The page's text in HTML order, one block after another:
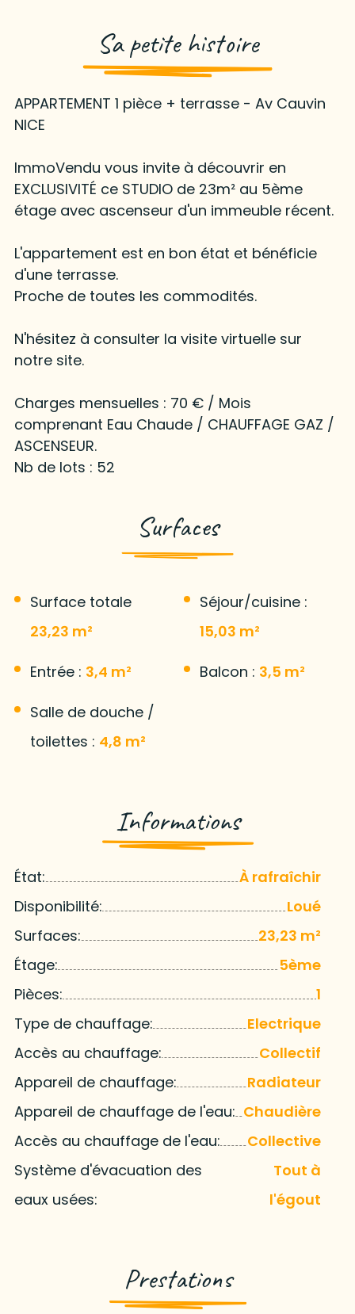
Sa petite histoire
APPARTEMENT 1 pièce + terrasse - Av Cauvin
NICE
ImmoVendu vous invite à découvrir en
EXCLUSIVITÉ ce STUDIO de 23m² au 5ème
étage avec ascenseur d'un immeuble récent.
L'appartement est en bon état et bénéficie
d'une terrasse.
Proche de toutes les commodités.
N'hésitez à consulter la visite virtuelle sur
notre site.
Charges mensuelles : 70 € / Mois
comprenant Eau Chaude / CHAUFFAGE GAZ /
ASCENSEUR.
Nb de lots : 52
Surfaces
Surface totale
23,23 m²
Entrée : 3,4 m²
Salle de douche /
toilettes : 4,8 m²
Séjour/cuisine :
15,03 m²
Balcon : 3,5 m²
Informations
État:
À rafraîchir
Disponibilité:
Loué
Surfaces:
23,23 m²
Étage:
5ème
Pièces:
1
Type de chauffage:
Electrique
Accès au chauffage:
Collectif
Appareil de chauffage:
Radiateur
Appareil de chauffage de l'eau: Chaudière
Accès au chauffage de l'eau:
Collective
Système d'évacuation des
eaux usées:
Tout à
l'égout
Prestations